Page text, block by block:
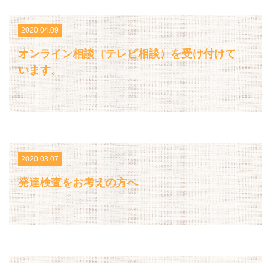
2020.04.09
オンライン相談（テレビ相談）を受け付けて
います。
2020.03.07
発達検査をお考えの方へ